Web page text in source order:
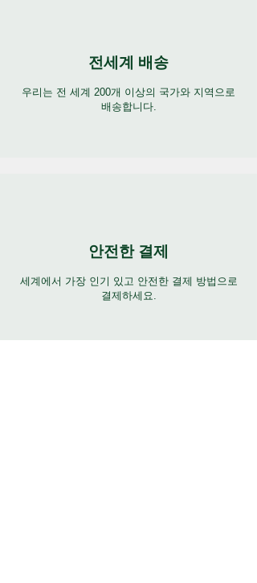
전세계 배송
우리는 전 세계 200개 이상의 국가와 지역으로
배송합니다.
안전한 결제
세계에서 가장 인기 있고 안전한 결제 방법으로
결제하세요.